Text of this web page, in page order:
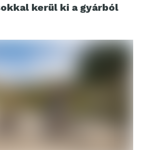
kerül ki a gyárból